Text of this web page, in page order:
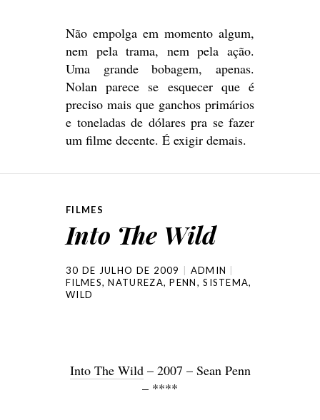
Não empolga em momento algum,
nem pela trama, nem pela ação.
Uma grande bobagem, apenas.
Nolan parece se esquecer que é
preciso mais que ganchos primários
e toneladas de dólares pra se fazer
um filme decente. É exigir demais.
FILMES
Into The Wild
30 DE JULHO DE 2009
ADMIN
FILMES,NATUREZA,PENN,SISTEMA,
WILD
Into The Wild– 2007 – Sean Penn
– ****